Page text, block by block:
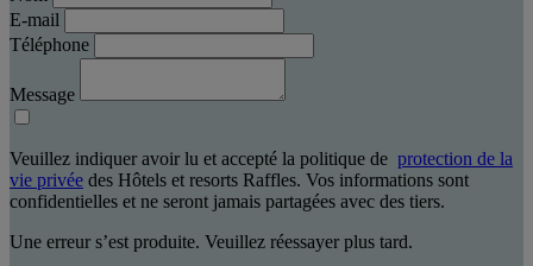
E-mail
Téléphone
Message
Veuillez indiquer avoir lu et accepté la politique de protection de la
vie privée des Hôtels et resorts Raffles. Vos informations sont
confidentielles et ne seront jamais partagées avec des tiers.
Une erreur s’est produite. Veuillez réessayer plus tard.